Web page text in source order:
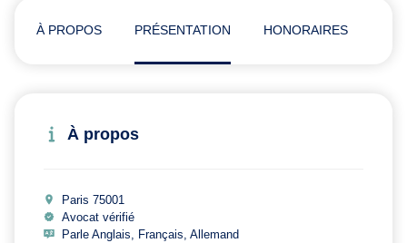
À PROPOS PRÉSENTATION HONORAIRES
À propos
Paris 75001
Avocat vérifié
Parle Anglais, Français, Allemand